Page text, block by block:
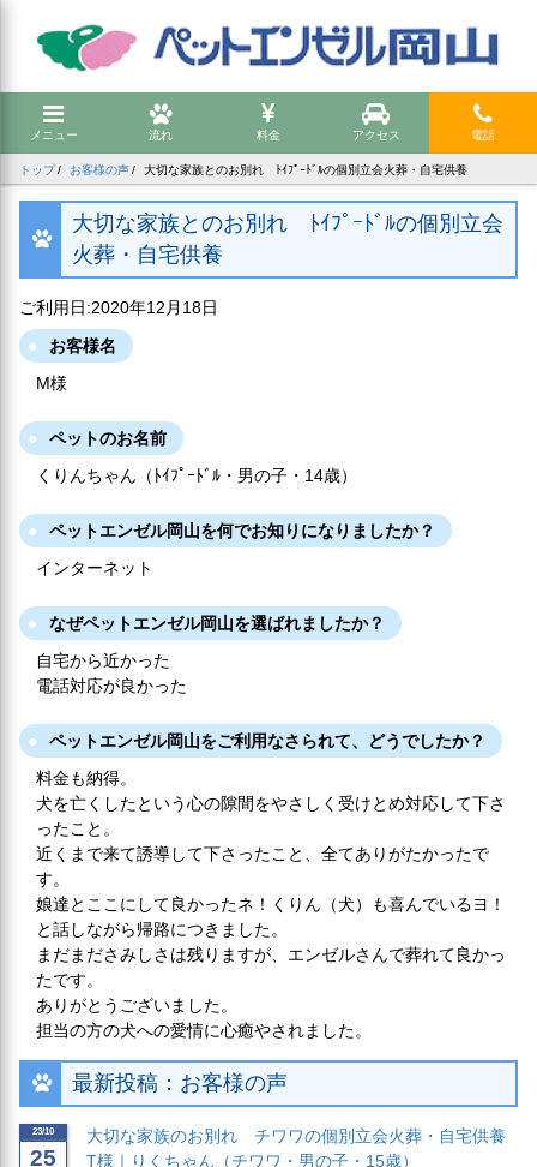
メニュー 流れ 料金 アクセス 電話
トップ お客様の声 大切な家族とのお別れ ﾄｲﾌﾟｰﾄﾞﾙの個別立会火葬・自宅供養
大切な家族とのお別れ ﾄｲﾌﾟｰﾄﾞﾙの個別立会
火葬・自宅供養
ご利用日:2020年12月18日
お客様名
M様
ペットのお名前
くりんちゃん（ﾄｲﾌﾟｰﾄﾞﾙ・男の子・14歳）
ペットエンゼル岡山を何でお知りになりましたか？
インターネット
なぜペットエンゼル岡山を選ばれましたか？
自宅から近かった
電話対応が良かった
ペットエンゼル岡山をご利用なさられて、どうでしたか？
料金も納得。
犬を亡くしたという心の隙間をやさしく受けとめ対応して下さ
ったこと。
近くまで来て誘導して下さったこと、全てありがたかったで
す。
娘達とここにして良かったネ！くりん（犬）も喜んでいるヨ！
と話しながら帰路につきました。
まだまださみしさは残りますが、エンゼルさんで葬れて良かっ
たです。
ありがとうございました。
担当の方の犬への愛情に心癒やされました。
最新投稿：お客様の声
23/10
25
大切な家族のお別れ チワワの個別立会火葬・自宅供養
T様｜りくちゃん（チワワ・男の子・15歳）